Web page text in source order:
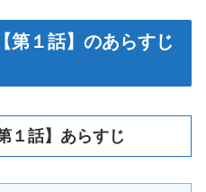
第１話】のあらすじ
１話】あらすじ